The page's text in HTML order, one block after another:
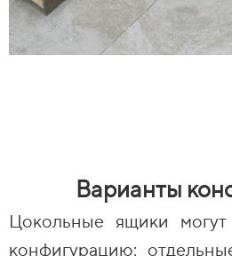
Варианты
Цокольные ящики
конфигурацию: